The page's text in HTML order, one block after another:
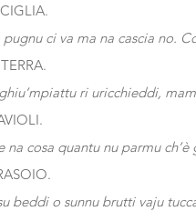
ci va ma na cascia no.
ri uricchieddi,
na cosa quantu nu parmu
beddi o sunnu brutti vaju